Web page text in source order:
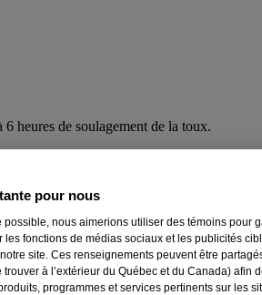
heures de soulagement de la toux.
pour nous
nous aimerions utiliser des témoins pour
fonctions de médias sociaux et les publicités
site. Ces renseignements peuvent être
à l’extérieur du Québec et du Canada) afin
programmes et services pertinents sur les